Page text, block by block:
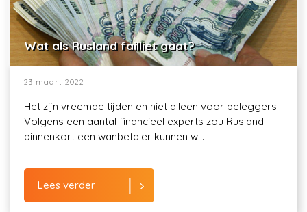
Wat als Rusland failliet gaat?
23 maart 2022
Het zijn vreemde tijden en niet alleen voor beleggers.
Volgens een aantal financieel experts zou Rusland
binnenkort een wanbetaler kunnen w...
Lees verder